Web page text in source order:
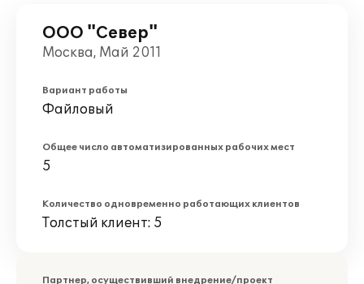
ООО "Север"
Москва, Май 2011
Вариант работы
Файловый
Общее число автоматизированных рабочих мест
5
Количество одновременно работающих клиентов
Толстый клиент: 5
Партнер, осуществивший внедрение/проект